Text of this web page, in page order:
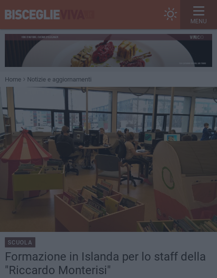
MENU
Home Notizie e aggiornamenti
SCUOLA
Formazione in Islanda per lo staff della
"Riccardo Monterisi"